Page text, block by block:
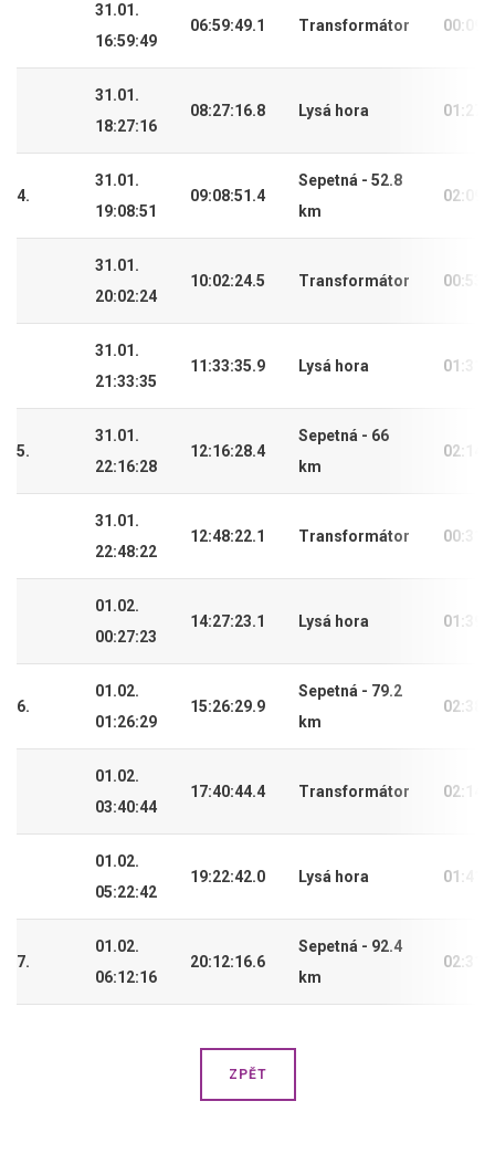
31.01.
16:59:49
06:59:49.1 Transformátor
31.01.
18:27:16
08:27:16.8 Lysá hora
4.
31.01.
19:08:51
09:08:51.4
Sepetná - 52.8
km
31.01.
20:02:24
10:02:24.5 Transformátor
31.01.
21:33:35
11:33:35.9 Lysá hora
5.
31.01.
22:16:28
12:16:28.4
Sepetná - 66
km
31.01.
22:48:22
12:48:22.1 Transformátor
01.02.
00:27:23
14:27:23.1 Lysá hora
6.
01.02.
01:26:29
15:26:29.9
Sepetná - 79.2
km
01.02.
03:40:44
17:40:44.4 Transformátor
01.02.
05:22:42
19:22:42.0 Lysá hora
7.
01.02.
06:12:16
20:12:16.6
Sepetná - 92.4
km
ZPĚT